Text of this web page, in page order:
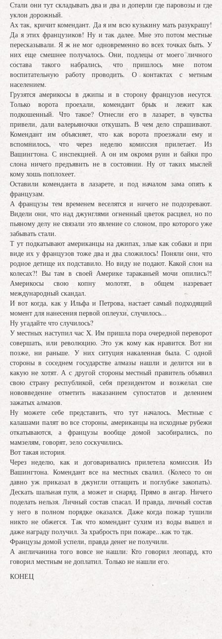
Стали они тут складывать два и два и доперли где паровозы и где
уклон дорожный.
Ах так, кричит комендант. Да я им всю кузькину мать разукрашу!
Да я этих французиков! Ну и так далее. Мне это потом местные
пересказывали. Я ж не мог одновременно во всех точках быть. У
них еще смешнее получалось. Они, подлецы от моего личного
состава такого набрались, что пришлось мне потом
воспитательную работу проводить. О контактах с метным
населением.
Грузятся америкосы в джипы и в сторону французов несутся.
Только ворота проехали, комендант брык и лежит как
подкошенный. Что такое? Отнесли его в лазарет, в чувства
привели, дали валерьяночки откушать. В чем дело спрашивают.
Комендант им объясняет, что как ворота проезжали ему и
вспомнилось, что через неделю комиссия прилетает. Из
Вашингтона. С инспекцией. А он им окромя руин и байки про
слона ничего предъявить не в состоянии. Ну от таких мыслей
кому хошь поплохеет.
Оставили коменданта в лазарете, и под началом зама опять к
французам.
А французы тем временем веселятся и ничего не подозревают.
Видели они, что над джунглями огненный цветок расцвел, но по
пьяному делу не связали это явление со слоном, про которого уже
забывать стали.
Т ут подкатывают американцы на джипах, злые как собаки и при
виде их у французов тоже два и два сложилось! Поняли они, что
родное детище их подставило. Но виду не подают. Какой слон на
колесах?! Вы там в своей Америке тараканьей мочи опились?!
Америкосы свою копну молотят, в общем назревает
международный скандал.
И вот когда, как у Ильфа и Петрова, настает самый подходящий
момент для нанесения первой оплеухи, случилось...
Ну угадайте что случилось?
У местных наступил час X. Им пришла пора очередной переворот
совершать, или революцию. Это уж кому как нравится. Вот ни
позже, ни раньше. У них ситуция накаленная была. С одной
стороны в соседнем государстве алмазы нашли и делится ни в
какую не хотят. А с другой стороны местный правитель объявил
свою страну республикой, себя президентом и возжелал сие
нововведение отметить наказанием супостатов и делением
зажатых алмазов.
Ну можете себе представить, что тут началось. Местные с
калашами палят во все стороны, американцы на исходные рубежи
откатываются, а французы вообще домой засобирались, по
мамзелям, говорят, зело соскучились.
Вот такая история.
Через неделю, как и договаривались прилетела комиссия. Из
Вашингтона. Комендант все на местных свалил. (Колесо то он
давно уж приказал в джунгли оттащить и поглубже закопать).
Дескать шальная пуля, а может и снаряд. Прямо в ангар. Ничего
поделать нельзя. Личный состав спасал. И правда, личный состав
у него в полном порядке оказался. Даже когда пожар тушили
никто не обжегся. Так что комендант сухим из воды вышел и
даже награду получил. За храбрость при пожаре...как то так.
Французы домой успели, правда денег не получили.
А англичанина того вовсе не нашли. Кто говорил леопард, кто
говорил местным не доплатил. Только не нашли его.
КОНЕЦ